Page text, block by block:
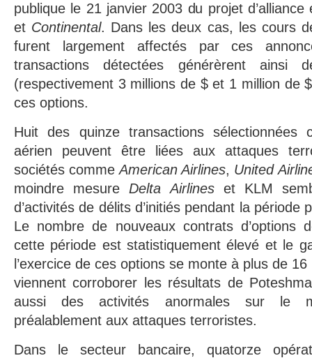
publique le 21 janvier 2003 du projet
et Continental. Dans les deux cas, les cours
furent largement affectés par ces
transactions détectées générèrent ainsi
(respectivement 3 millions de $ et 1 million de
ces options.
Huit des quinze transactions sélectionnées
aérien peuvent être liées aux attaques
sociétés commeAmerican Airlines, United
moindre mesure Delta Airlineset KLM
d’activités de délits d’initiés pendant la période
Le nombre de nouveaux contrats d’options
cette période est statistiquement élevé et le
l’exercice de ces options se monte à plus de
viennent corroborer les résultats de
aussi des activités anormales sur le
préalablement aux attaques terroristes.
Dans le secteur bancaire, quatorze